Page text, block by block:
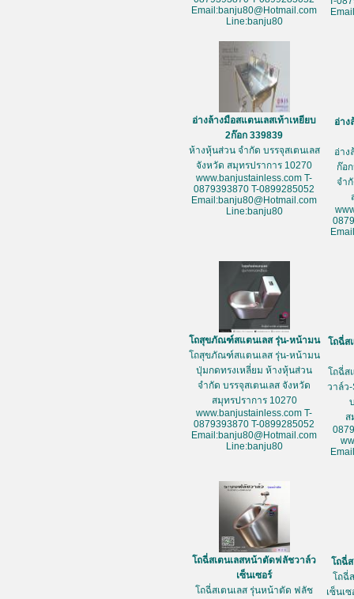
Email:banju80@Hotmail.com
Line:banju80
อ่างล้างมือสแตนเลสเท้าเหยียบ
2ก๊อก 339839
ห้างหุ้นส่วน จำกัด บรรจุสเตนเลส
จังหวัด สมุทรปราการ 10270
www.banjustainless.com T-
0879393870 T-0899285052
Email:banju80@Hotmail.com
Line:banju80
อ่าง
อ่าง
ก๊อ
จำ
โถสุขภัณฑ์สแตนเลส รุ่น-หน้ามน
โถสุขภัณฑ์สแตนเลส รุ่น-หน้ามน
ปุ่มกดทรงเหลี่ยม ห้างหุ้นส่วน
จำกัด บรรจุสเตนเลส จังหวัด
สมุทรปราการ 10270
www.banjustainless.com T-
0879393870 T-0899285052
Email:banju80@Hotmail.com
Line:banju80
โถฉี่ส
โถฉี่ส
วาล์ว
ส
โถฉี่สเตนเลสหน้าตัดฟลัชวาล์ว
เซ็นเซอร์
โถฉี่สเตนเลส รุ่นหน้าตัด ฟลัช
โถฉี่
โถฉี่
เซ็นเ